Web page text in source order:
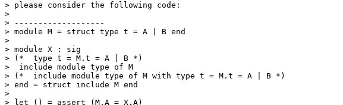
> please consider the following code:
>
> -------------------
> module M = struct type t = A | B end
>
> module X : sig
> (*  type t = M.t = A | B *)
>  include module type of M
> (*  include module type of M with type t = M.t = A | B *)
> end = struct include M end
>
> let () = assert (M.A = X.A)